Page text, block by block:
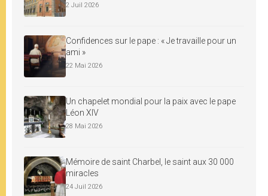
2 Juil 2026
Confidences sur le pape : « Je travaille pour un
ami »
22 Mai 2026
Un chapelet mondial pour la paix avec le pape
Léon XIV
28 Mai 2026
Mémoire de saint Charbel, le saint aux 30 000
miracles
24 Juil 2026